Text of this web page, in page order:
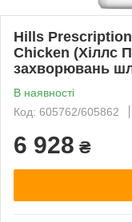
Hills
Chicken (Хіллс
захворювань
В наявності
Код: 605762/605862
6 928 ₴